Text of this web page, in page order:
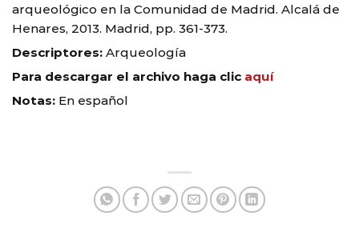
arqueológico en la Comunidad de Madrid. Alcalá de
Henares, 2013. Madrid, pp. 361-373.
Descriptores: Arqueología
Para descargar el archivo haga clic aquí
Notas: En español